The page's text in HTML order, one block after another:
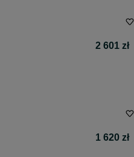
2 601 zł
1 620 zł